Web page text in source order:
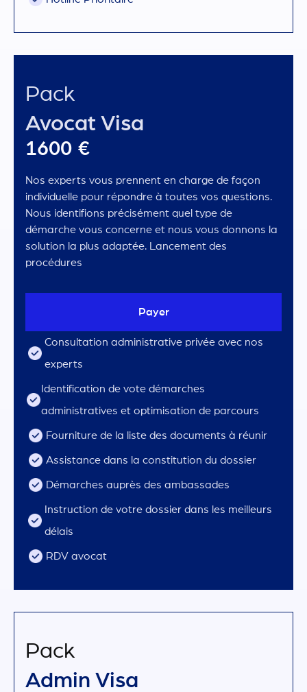
Pack
Avocat Visa
1600 €
Nos experts vous prennent en charge de façon
individuelle pour répondre à toutes vos questions.
Nous identifions précisément quel type de
démarche vous concerne et nous vous donnons la
solution la plus adaptée. Lancement des
procédures
Payer
Consultation administrative privée avec nos
experts
Identification de vote démarches
administratives et optimisation de parcours
Fourniture de la liste des documents à réunir
Assistance dans la constitution du dossier
Démarches auprès des ambassades
Instruction de votre dossier dans les meilleurs
délais
RDV avocat
Pack
Admin Visa